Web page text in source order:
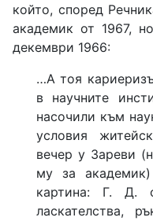
който, според
академик от 1967,
декември 1966:
…А тоя
в научните
насочили към
условия
вечер у Зареви
му за
картина: Г. Д.
ласкателства,